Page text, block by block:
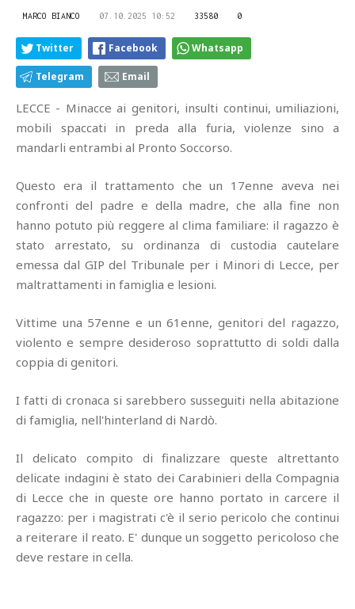
MARCO BIANCO 07.10.2025 10:52 33580 0
Twitter Facebook Whatsapp
Telegram Email
LECCE - Minacce ai genitori, insulti continui, umiliazioni,
mobili spaccati in preda alla furia, violenze sino a
mandarli entrambi al Pronto Soccorso.
Questo era il trattamento che un 17enne aveva nei
confronti del padre e della madre, che alla fine non
hanno potuto più reggere al clima familiare: il ragazzo è
stato arrestato, su ordinanza di custodia cautelare
emessa dal GIP del Tribunale per i Minori di Lecce, per
maltrattamenti in famiglia e lesioni.
Vittime una 57enne e un 61enne, genitori del ragazzo,
violento e sempre desideroso soprattutto di soldi dalla
coppia di genitori.
I fatti di cronaca si sarebbero susseguiti nella abitazione
di famiglia, nell'hinterland di Nardò.
Il delicato compito di finalizzare queste altrettanto
delicate indagini è stato dei Carabinieri della Compagnia
di Lecce che in queste ore hanno portato in carcere il
ragazzo: per i magistrati c'è il serio pericolo che continui
a reiterare il reato. E' dunque un soggetto pericoloso che
deve restare in cella.